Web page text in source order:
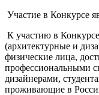
Участие в Конкурсе
К участию в
(архитектурные и
физические лица,
профессиональными
дизайнерами,
проживающие в